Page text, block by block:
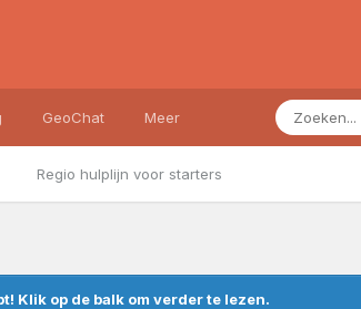
Regio hulplijn voor starters
GeoChat Meer
Klik op de balk om verder te lezen.